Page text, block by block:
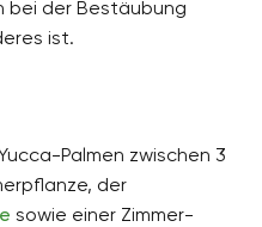
der Bestäubung
ist.
Palmen zwischen 3
der
sowie einer Zimmer-